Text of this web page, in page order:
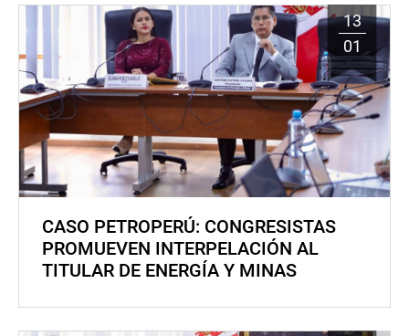
13
01
CASO PETROPERÚ: CONGRESISTAS
PROMUEVEN INTERPELACIÓN AL
TITULAR DE ENERGÍA Y MINAS